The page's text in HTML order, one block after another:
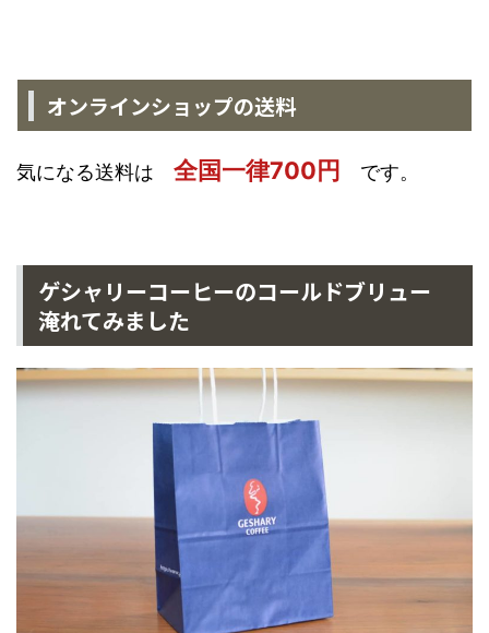
オンラインショップの送料
気になる送料は 全国一律700円 です。
ゲシャリーコーヒーのコールドブリュー
淹れてみました